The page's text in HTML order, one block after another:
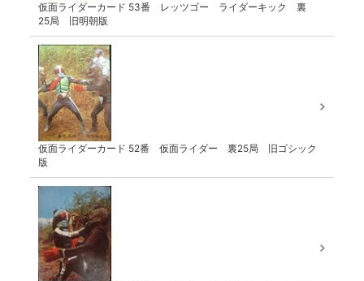
仮面ライダーカード 53番 レッツゴー ライダーキック 裏
25局 旧明朝版
仮面ライダーカード 52番 仮面ライダー 裏25局 旧ゴシック
版